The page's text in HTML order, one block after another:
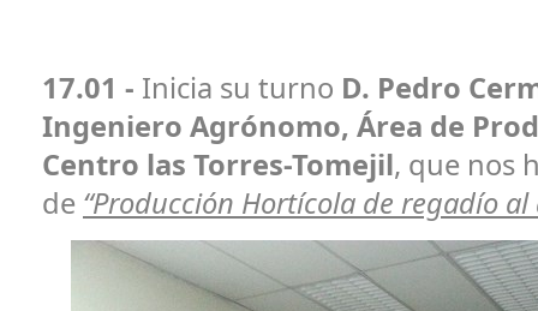
17.01 - Inicia su turno D. Pedro
Ingeniero Agrónomo, Área de
Centro las Torres-Tomejil, que nos
de “Producción Hortícola de regadío al